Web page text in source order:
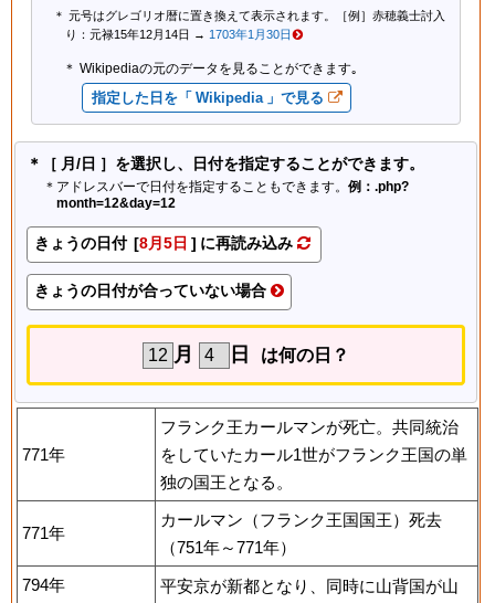
元号はグレゴリオ暦に置き換えて表示されます。［例］赤穂義士討入
り：元禄15年12月14日 → 1703年1月30日
Wikipediaの元のデータを見ることができます｡
指定した日を「 Wikipedia 」で見る
＊［ 月/日 ］を選択し、日付を指定することができます。
＊アドレスバーで日付を指定することもできます。 例：.php?
month=12&day=12
きょうの日付 [8月5日 ] に再読み込み
きょうの日付が合っていない場合
月 日 は何の日？
771年
フランク王カールマンが死亡。共同統治
をしていたカール1世がフランク王国の単
独の国王となる。
771年
カールマン（フランク王国国王）死去
（751年～771年）
794年
平安京が新都となり、同時に山背国が山